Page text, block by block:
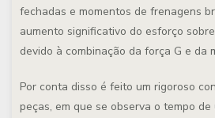
fechadas e momentos de frenagens
aumento significativo do esforço
devido à combinação da força G e da
Por conta disso é feito um rigoroso
peças, em que se observa o tempo